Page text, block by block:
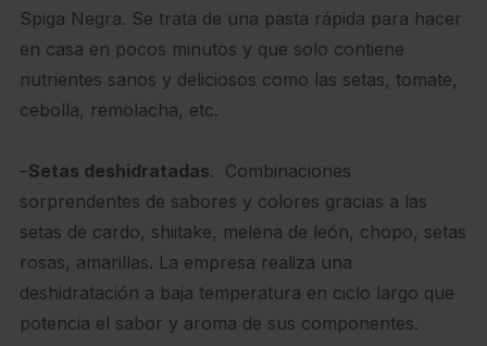
Spiga Negra. Se trata de una pasta rápida para hacer
en casa en pocos minutos y que solo contiene
nutrientes sanos y deliciosos como las setas, tomate,
cebolla, remolacha, etc.
–Setas deshidratadas. Combinaciones
sorprendentes de sabores y colores gracias a las
setas de cardo, shiitake, melena de león, chopo, setas
rosas, amarillas. La empresa realiza una
deshidratación a baja temperatura en ciclo largo que
potencia el sabor y aroma de sus componentes.